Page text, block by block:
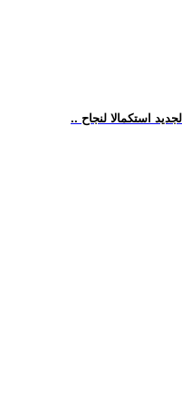
استكمالا لنجاح